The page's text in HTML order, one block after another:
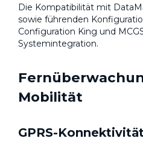
Die Kompatibilität mit
sowie führenden
Configuration King und
Systemintegration.
Mobilität
GPRS-Konnektivität